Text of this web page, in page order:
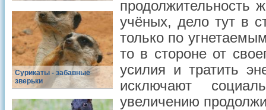
Сурикаты - забавные
зверьки
продолжительность
учёных, дело тут в
только по
то в стороне от
усилия и тратить
исключают
увеличению